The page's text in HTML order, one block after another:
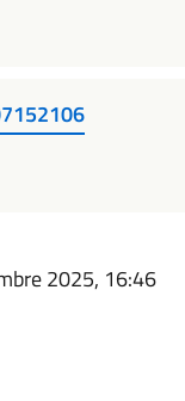
2025, 16:46